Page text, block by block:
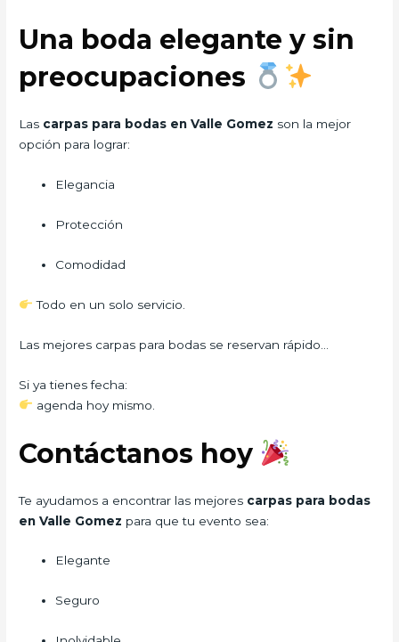
Una boda elegante y sin
preocupaciones
Las carpas para bodas en Valle Gomez son la mejor
opción para lograr:
Elegancia
Protección
Comodidad
Todo en un solo servicio.
Las mejores carpas para bodas se reservan rápido…
Si ya tienes fecha:
agenda hoy mismo.
Contáctanos hoy
Te ayudamos a encontrar las mejores carpas para bodas
en Valle Gomez para que tu evento sea:
Elegante
Seguro